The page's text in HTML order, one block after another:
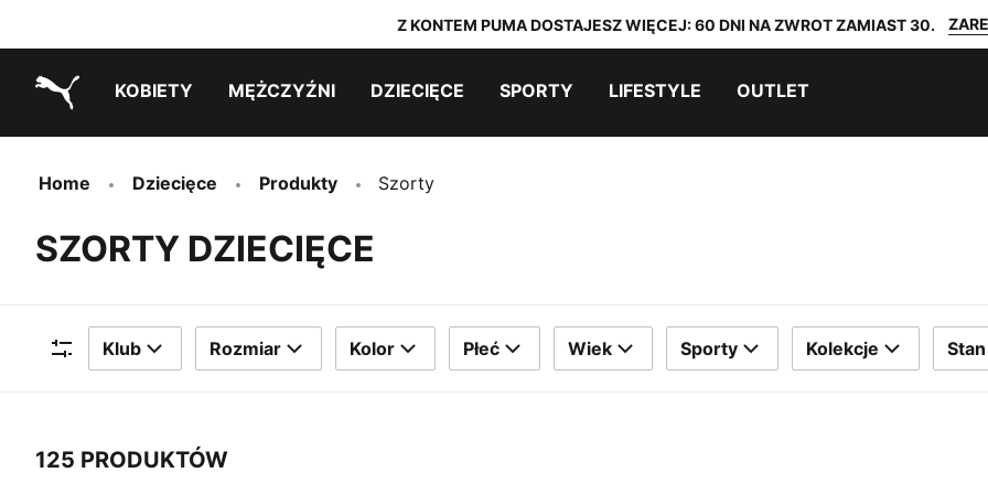
Z KONTEM PUMA DOSTAJESZ WIĘCEJ: 60 DNI NA ZWROT ZAMIAST 30.
KOBIETY MĘŻCZYŹNI DZIECIĘCE SPORTY LIFESTYLE OUTLET
Home Dziecięce Produkty Szorty
SZORTY DZIECIĘCE
Filtry
Klub Rozmiar Kolor Płeć Wiek Sporty Kolekcje
125 PRODUKTÓW